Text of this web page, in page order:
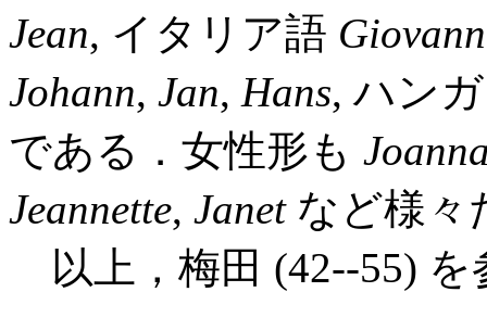
Jean, イタリア語
Johann, Jan, Hans, ハン
である．女性形も
Jeannette, Janetなど様々
以上，梅田 (42--55) を